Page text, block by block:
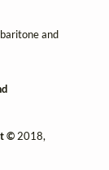
and
© 2018,